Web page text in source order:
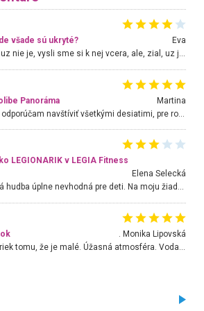
všade sú ukryté?
Eva
Hojdacka v Krpelanoch uz nie je, vysli sme si k nej vcera, ale, zial, uz je znicena. Ak sem planujete cestu len kvoli hojdacke, mozete si ju usetrit. Krasny vyhlad je tu vsak aj bez hojdacky :-)
Panoráma
Martina
Nádherné miesto ktoré odporúčam navštíviť všetkými desiatimi, pre rodiny s deťmi, dôchodcom... Proste a jednoducho ozaj rozprávkový les.. určite ešte prídeme. Odniesli sme si na pamiatku krásne tričká,
LEGIONARIK v LEGIA Fitness
Elena Selecká
Kútik výborný, ale hlučná hudba úplne nevhodná pre deti. Na moju žiadosť o aspoň sušenie nereagovali.
. Monika Lipovská
Úžasné prostredie, napriek tomu, že je malé. Úžasná atmosféra. Voda fantastická a nádherná. Ľudí je pomerne veľa, ale su mili a ohľaduplní. Je veľmi zaujímavé sledovať, ako dokážu spolu športovať cudzí ľudia a bez ohľadu na vek. Vládne tu pohoda. Vnuka neviem dostať z vody. Ďakujem za krásny deň . Urcite sa sem vrátim. Jediný problém je s parkovaním, ale aj ten sa mi podarilo vyriešiť. Monika Bratislava